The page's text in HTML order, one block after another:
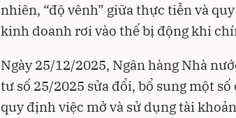
nhiên, “độ vênh” giữa thực tiễn và
kinh doanh rơi vào thế bị động khi
Ngày 25/12/2025, Ngân hàng Nhà
tư số 25/2025 sửa đổi, bổ sung một
quy định việc mở và sử dụng tài